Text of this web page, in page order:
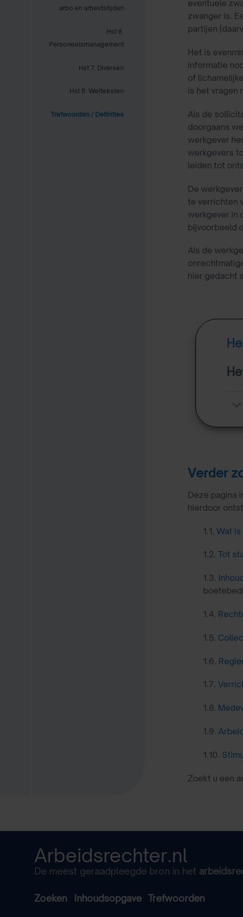
arbo en arbeidstijden
Hst 6.
Personeelsmanagement
Hst 7. Diversen
Hst 8. Wetteksten
Trefwoorden / Definities
eventuele
zwanger is.
partijen
Het is
informatie
of
is het vragen
Als de
doorgaans
werkgever
werkgevers
leiden tot
De
te verrichten
werkgever in
bijvoorbeeld
Als de
hier gedacht
Verder
Deze pagina
hierdoor
1.1. Wat
1.2. Tot
1.3.
1.4.
1.5.
1.6.
1.7.
1.8.
1.9.
1.10.
Zoekt u een
Arbeidsrechter.nl
De meest geraadpleegde bron in het
Zoeken Inhoudsopgave Trefwoorden